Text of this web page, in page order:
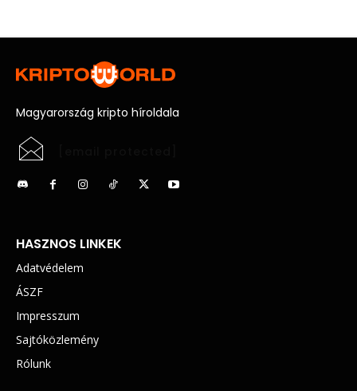
Magyarország kripto híroldala
HASZNOS LINKEK
Adatvédelem
ÁSZF
Impresszum
Sajtóközlemény
Rólunk